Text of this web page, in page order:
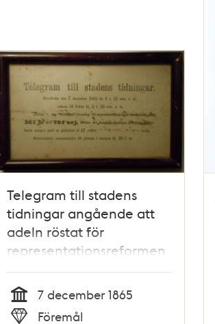
Telegram till stadens
tidningar angående att
adeln röstat för
representationsreformen
1865
Tid
7 december 1865
Föremål